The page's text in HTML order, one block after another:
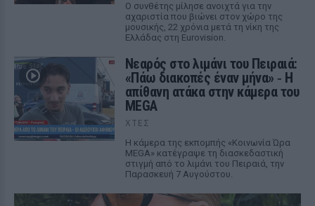
Ο συνθέτης μίλησε ανοιχτά για την
αχαριστία που βιώνει στον χώρο της
μουσικής, 22 χρόνια μετά τη νίκη της
Ελλάδας στη Eurovision.
Νεαρός στο λιμάνι του Πειραιά:
«Πάω διακοπές έναν μήνα» ‑ Η
απίθανη ατάκα στην κάμερα του
MEGA
ΧΤΕΣ
Η κάμερα της εκπομπής «Κοινωνία Ώρα
MEGA» κατέγραψε τη διασκεδαστική
στιγμή από το λιμάνι του Πειραιά, την
Παρασκευή 7 Αυγούστου.